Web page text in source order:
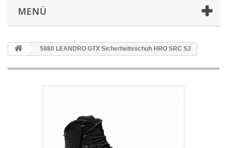
MENÜ
5880 LEANDRO GTX Sicherheitsschuh HRO SRC S3